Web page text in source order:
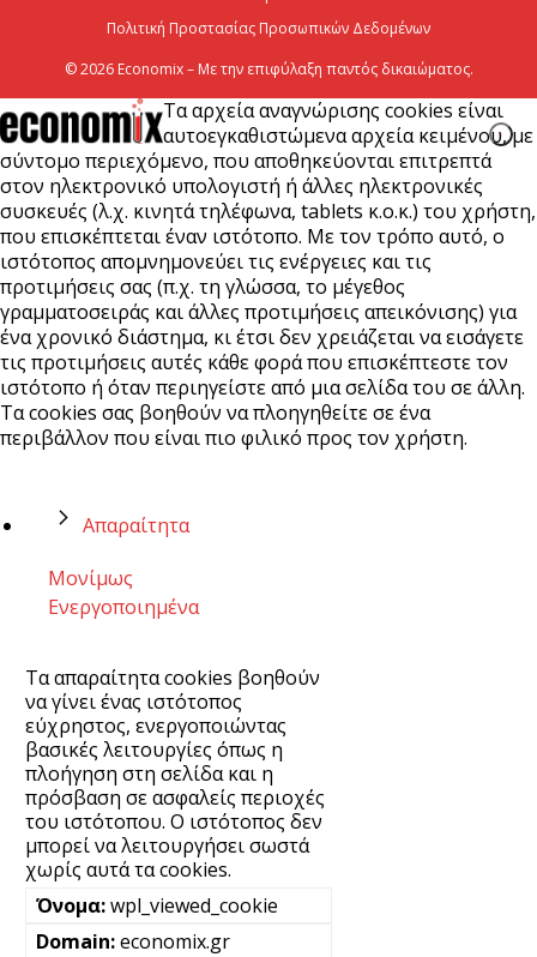
Πολιτική Προστασίας Προσωπικών Δεδομένων
© 2026 Economix – Με την επιφύλαξη παντός δικαιώματος.
Τα αρχεία αναγνώρισης cookies είναι
αυτοεγκαθιστώμενα αρχεία κειμένου, με
σύντομο περιεχόμενο, που αποθηκεύονται επιτρεπτά
στον ηλεκτρονικό υπολογιστή ή άλλες ηλεκτρονικές
συσκευές (λ.χ. κινητά τηλέφωνα, tablets κ.ο.κ.) του χρήστη,
που επισκέπτεται έναν ιστότοπο. Με τον τρόπο αυτό, ο
ιστότοπος απομνημονεύει τις ενέργειες και τις
προτιμήσεις σας (π.χ. τη γλώσσα, το μέγεθος
γραμματοσειράς και άλλες προτιμήσεις απεικόνισης) για
ένα χρονικό διάστημα, κι έτσι δεν χρειάζεται να εισάγετε
τις προτιμήσεις αυτές κάθε φορά που επισκέπτεστε τον
ιστότοπο ή όταν περιηγείστε από μια σελίδα του σε άλλη.
Τα cookies σας βοηθούν να πλοηγηθείτε σε ένα
περιβάλλον που είναι πιο φιλικό προς τον χρήστη.
Απαραίτητα
Μονίμως
Ενεργοποιημένα
Τα απαραίτητα cookies βοηθούν
να γίνει ένας ιστότοπος
εύχρηστος, ενεργοποιώντας
βασικές λειτουργίες όπως η
πλοήγηση στη σελίδα και η
πρόσβαση σε ασφαλείς περιοχές
του ιστότοπου. Ο ιστότοπος δεν
μπορεί να λειτουργήσει σωστά
χωρίς αυτά τα cookies.
wpl_viewed_cookie
economix.gr